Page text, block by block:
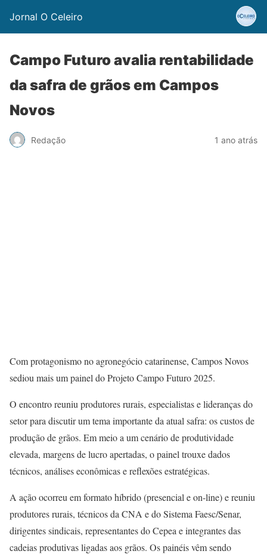
Jornal O Celeiro
Campo Futuro avalia rentabilidade
da safra de grãos em Campos
Novos
Redação 1 ano atrás
Com protagonismo no agronegócio catarinense, Campos Novos
sediou mais um painel do Projeto Campo Futuro 2025.
O encontro reuniu produtores rurais, especialistas e lideranças do
setor para discutir um tema importante da atual safra: os custos de
produção de grãos. Em meio a um cenário de produtividade
elevada, margens de lucro apertadas, o painel trouxe dados
técnicos, análises econômicas e reflexões estratégicas.
A ação ocorreu em formato híbrido (presencial e on-line) e reuniu
produtores rurais, técnicos da CNA e do Sistema Faesc/Senar,
dirigentes sindicais, representantes do Cepea e integrantes das
cadeias produtivas ligadas aos grãos. Os painéis vêm sendo